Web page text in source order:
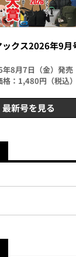
ックス2026年9月
8月7日（金）発売
格：1,480円（税込）
最新号を見る